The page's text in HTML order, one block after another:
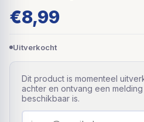
€8,99
Uitverkocht
Dit product is momenteel
achter en ontvang een
beschikbaar is.